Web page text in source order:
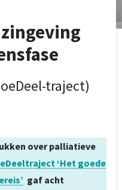
traject)
over palliatieve
‘Het goede
gaf acht